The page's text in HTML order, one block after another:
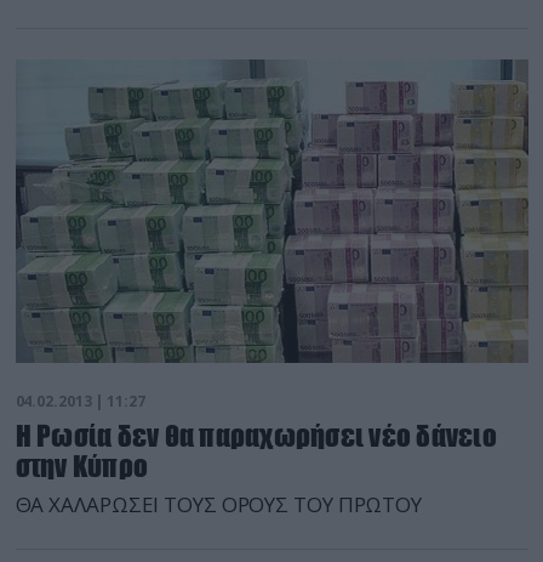
Γαλλία θα παραμείνει στο πλευρό της χώρας μας στη
δύσκολη φάση που διέρχεται. «Η Γαλλία ήταν στο
πλευρό της και παραμένει, γιατί πιστεύουμε […]
04.02.2013 | 11:27
Η Ρωσία δεν θα παραχωρήσει νέο δάνειο
στην Κύπρο
ΘΑ ΧΑΛΑΡΩΣΕΙ ΤΟΥΣ ΟΡΟΥΣ ΤΟΥ ΠΡΩΤΟΥ